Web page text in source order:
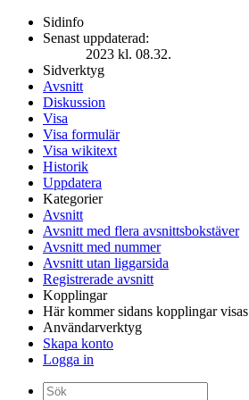
Sidinfo
Senast uppdaterad:
2023 kl. 08.32.
Sidverktyg
Avsnitt
Diskussion
Visa
Visa formulär
Visa wikitext
Historik
Uppdatera
Kategorier
Avsnitt
Avsnitt med flera avsnittsbokstäver
Avsnitt med nummer
Avsnitt utan liggarsida
Registrerade avsnitt
Kopplingar
Här kommer sidans kopplingar visas
Användarverktyg
Skapa konto
Logga in